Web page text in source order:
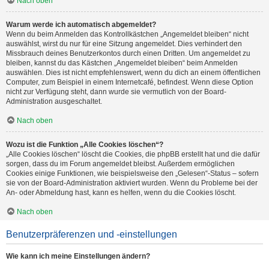
Warum werde ich automatisch abgemeldet?
Wenn du beim Anmelden das Kontrollkästchen „Angemeldet bleiben“ nicht
auswählst, wirst du nur für eine Sitzung angemeldet. Dies verhindert den
Missbrauch deines Benutzerkontos durch einen Dritten. Um angemeldet zu
bleiben, kannst du das Kästchen „Angemeldet bleiben“ beim Anmelden
auswählen. Dies ist nicht empfehlenswert, wenn du dich an einem öffentlichen
Computer, zum Beispiel in einem Internetcafé, befindest. Wenn diese Option
nicht zur Verfügung steht, dann wurde sie vermutlich von der Board-
Administration ausgeschaltet.
Nach oben
Wozu ist die Funktion „Alle Cookies löschen“?
„Alle Cookies löschen“ löscht die Cookies, die phpBB erstellt hat und die dafür
sorgen, dass du im Forum angemeldet bleibst. Außerdem ermöglichen
Cookies einige Funktionen, wie beispielsweise den „Gelesen“-Status – sofern
sie von der Board-Administration aktiviert wurden. Wenn du Probleme bei der
An- oder Abmeldung hast, kann es helfen, wenn du die Cookies löscht.
Nach oben
Benutzerpräferenzen und -einstellungen
Wie kann ich meine Einstellungen ändern?